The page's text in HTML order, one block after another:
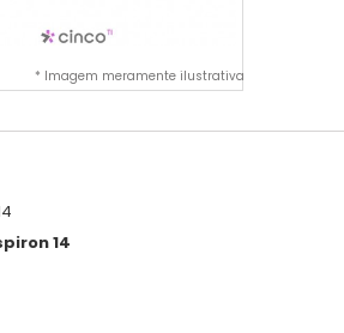
* Imagem meramente ilustrativa
14